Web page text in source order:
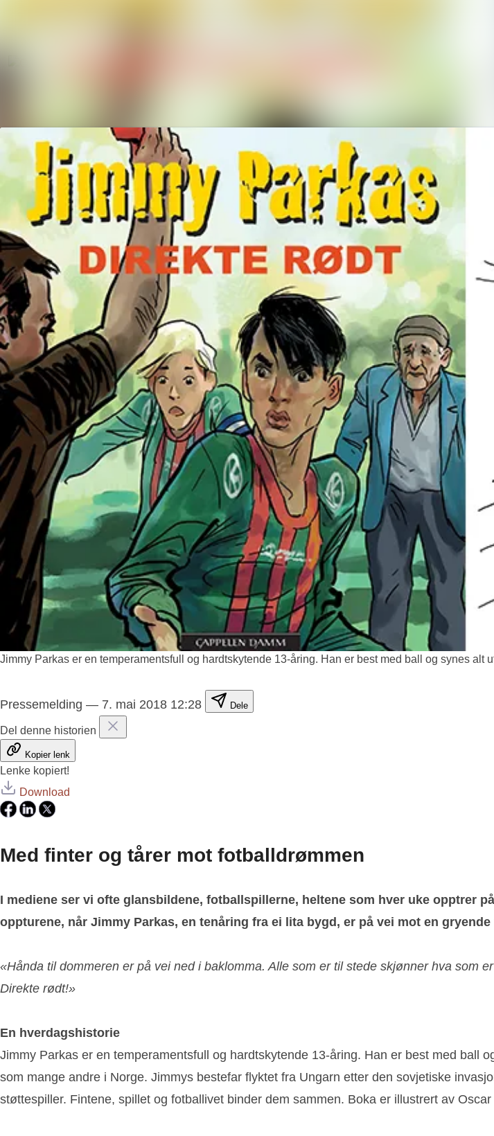
Jimmy Parkas er en temperamentsfull og hardtskytende 13-åring. Han er best med ball og synes alt
Pressemelding — 7. mai 2018 12:28 Dele
Del denne historien
Kopier lenk
Lenke kopiert!
Download
Med finter og tårer mot fotballdrømmen
I mediene ser vi ofte glansbildene, fotballspillerne, heltene som hver uke opptrer
oppturene, når Jimmy Parkas, en tenåring fra ei lita bygd, er på vei mot en
«Hånda til dommeren er på vei ned i baklomma. Alle som er til stede skjønner hva som
Direkte rødt!»
En hverdagshistorie
Jimmy Parkas er en temperamentsfull og hardtskytende 13-åring. Han er best med
som mange andre i Norge. Jimmys bestefar flyktet fra Ungarn etter den sovjetiske
støttespiller. Fintene, spillet og fotballivet binder dem sammen. Boka er illustrert av Oscar